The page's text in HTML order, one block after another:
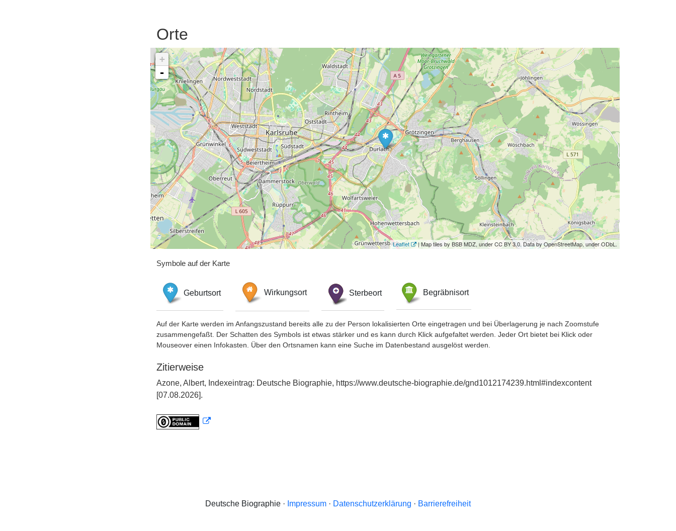
Orte
+
-
Leaflet | Map tiles by BSB MDZ, under CC BY 3.0. Data by OpenStreetMap, under ODbL.
Symbole auf der Karte
Geburtsort Wirkungsort Sterbeort Begräbnisort
Auf der Karte werden im Anfangszustand bereits alle zu der Person lokalisierten Orte eingetragen und bei Überlagerung je nach Zoomstufe
zusammengefaßt. Der Schatten des Symbols ist etwas stärker und es kann durch Klick aufgefaltet werden. Jeder Ort bietet bei Klick oder
Mouseover einen Infokasten. Über den Ortsnamen kann eine Suche im Datenbestand ausgelöst werden.
Zitierweise
Azone, Albert, Indexeintrag: Deutsche Biographie, https://www.deutsche-biographie.de/gnd1012174239.html#indexcontent
[07.08.2026].
Deutsche Biographie · Impressum · Datenschutzerklärung · Barrierefreiheit